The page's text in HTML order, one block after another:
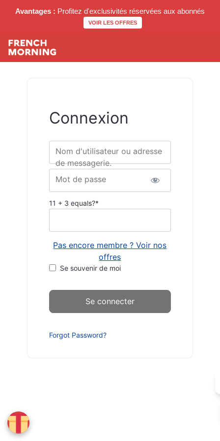
Avantages : Profitez d'exclusivités réservées aux abonnés
VOIR LES OFFRES
Connexion
Nom d'utilisateur ou adresse
de messagerie.
Mot de passe
11 + 3 equals?*
Pas encore membre ? Voir nos
offres
Se souvenir de moi
Forgot Password?